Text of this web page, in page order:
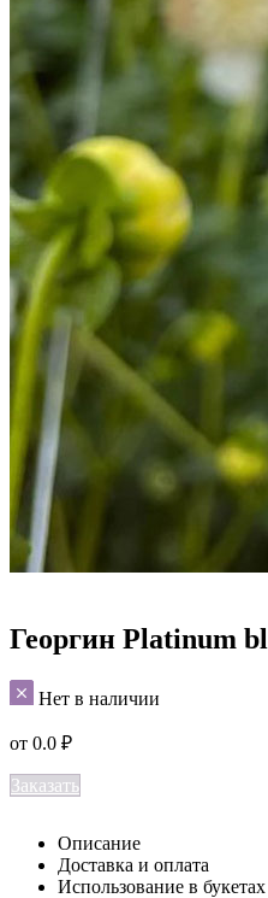
Георгин Platinum
Нет в наличии
от 0.0 ₽
Заказать
Описание
Доставка и оплата
Использование в букетах